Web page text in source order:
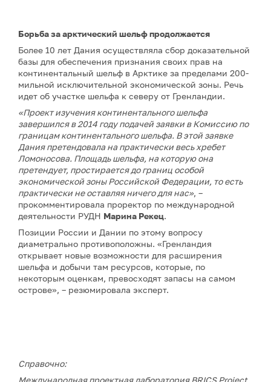
Борьба за арктический шельф продолжается
Более 10 лет Дания осуществляла сбор доказательной
базы для обеспечения признания своих прав на
континентальный шельф в Арктике за пределами 200-
мильной исключительной экономической зоны. Речь
идет об участке шельфа к северу от Гренландии.
«Проект изучения континентального шельфа
завершился в 2014 году подачей заявки в Комиссию по
границам континентального шельфа. В этой заявке
Дания претендовала на практически весь хребет
Ломоносова. Площадь шельфа, на которую она
претендует, простирается до границ особой
экономической зоны Российской Федерации, то есть
практически не оставляя ничего для нас», –
прокомментировала проректор по международной
деятельности РУДН Марина Рекец.
Позиции России и Дании по этому вопросу
диаметрально противоположны. «Гренландия
открывает новые возможности для расширения
шельфа и добычи там ресурсов, которые, по
некоторым оценкам, превосходят запасы на самом
острове», – резюмировала эксперт.
Справочно:
Международная проектная лаборатория BRICS Project